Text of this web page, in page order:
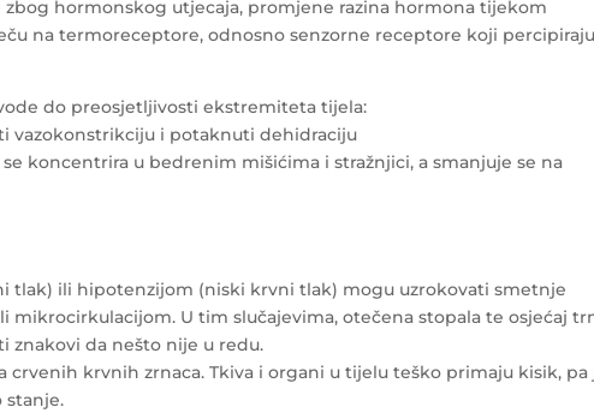
zbog hormonskog utjecaja, promjene razina hormona tijekom
na termoreceptore, odnosno senzorne receptore koji percipiraju
do preosjetljivosti ekstremiteta tijela:
vazokonstrikciju i potaknuti dehidraciju
koncentrira u bedrenim mišićima i stražnjici, a smanjuje se na
tlak) ili hipotenzijom (niski krvni tlak) mogu uzrokovati smetnje
mikrocirkulacijom. U tim slučajevima, otečena stopala te osjećaj
znakovi da nešto nije u redu.
krvnih zrnaca. Tkiva i organi u tijelu teško primaju kisik, pa
stanje.